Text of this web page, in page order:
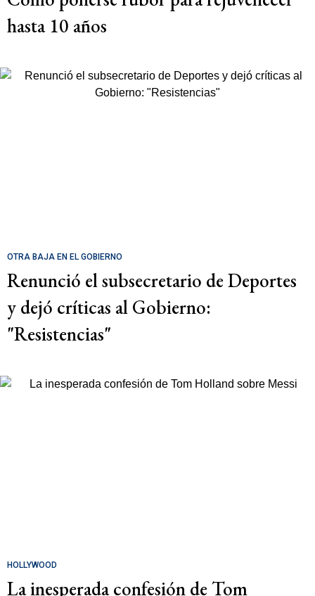
hasta 10 años
OTRA BAJA EN EL GOBIERNO
Renunció el subsecretario de Deportes
y dejó críticas al Gobierno:
"Resistencias"
HOLLYWOOD
La inesperada confesión de Tom